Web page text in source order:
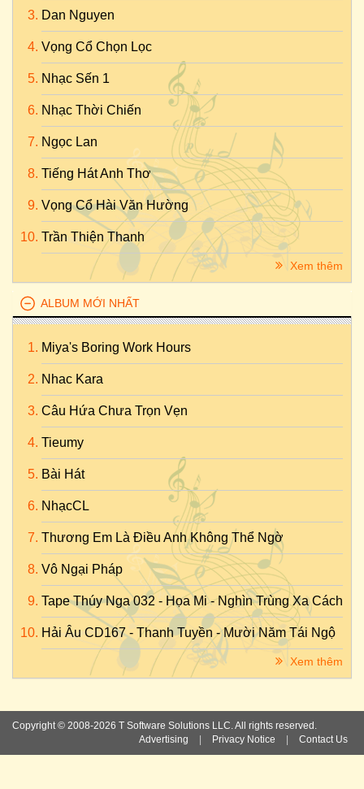
Dan Nguyen
Vọng Cổ Chọn Lọc
Nhạc Sến 1
Nhạc Thời Chiến
Ngọc Lan
Tiếng Hát Anh Thơ
Vọng Cổ Hài Văn Hường
Trần Thiện Thanh
Xem thêm
ALBUM MỚI NHẤT
Miya's Boring Work Hours
Nhac Kara
Câu Hứa Chưa Trọn Vẹn
Tieumy
Bài Hát
NhạcCL
Thương Em Là Điều Anh Không Thể Ngờ
Vô Ngại Pháp
Tape Thúy Nga 032 - Họa Mi - Nghìn Trùng Xa Cách
Hải Âu CD167 - Thanh Tuyền - Mười Năm Tái Ngộ
Xem thêm
Copyright © 2008-2026 T Software Solutions LLC. All rights reserved.
Advertising
Privacy Notice Contact Us